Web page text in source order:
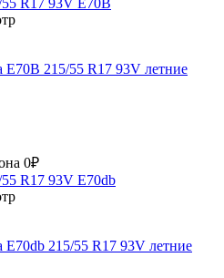
215/55 R17 93V летние
0₽
215/55 R17 93V летние